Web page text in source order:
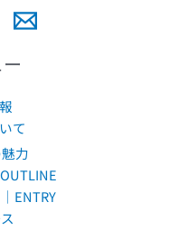
て
力
ENTRY